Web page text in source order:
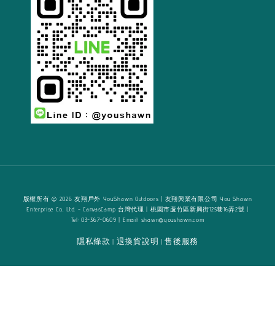
版權所有 © 2026 友翔戶外 YouShawn Outdoors | 友翔興業有限公司 You Shawn
Enterprise Co., Ltd. - CanvasCamp 台灣代理 | 桃園市蘆竹區新興街125巷16弄2號 |
Tel: 03-367-0609 | Email: shawn@youshawn.com
隱私條款 | 退換貨說明 |售後服務